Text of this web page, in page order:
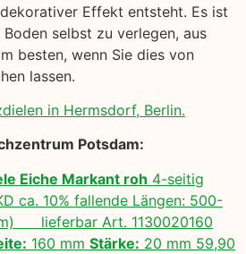
Effekt entsteht. Es ist
selbst zu verlegen, aus
besten, wenn Sie dies von
lassen.
in Hermsdorf, Berlin.
Potsdam:
Eiche Markant roh 4-seitig
ca. 10% fallende Längen: 500-
lieferbar Art. 1130020160
160 mm Stärke: 20 mm 59,90